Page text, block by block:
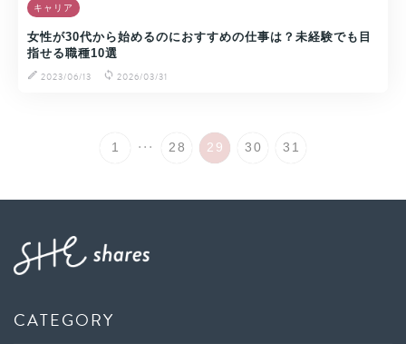
キャリア
女性が30代から始めるのにおすすめの仕事は？未経験でも目
指せる職種10選
2023/06/13
2026/03/31
1 ... 28 29 30 31
CATEGORY